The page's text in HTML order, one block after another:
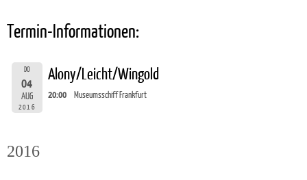
Termin-Informationen:
DO
04
AUG
2016
Alony/Leicht/Wingold
20:00 Museumsschiff Frankfurt
2016